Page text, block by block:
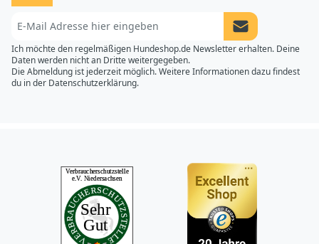
Newsletter
Ich möchte den regelmäßigen Hundeshop.de Newsletter erhalten. Deine
Daten werden nicht an Dritte weitergegeben.
Die Abmeldung ist jederzeit möglich. Weitere Informationen dazu findest
du in der Datenschutzerklärung.